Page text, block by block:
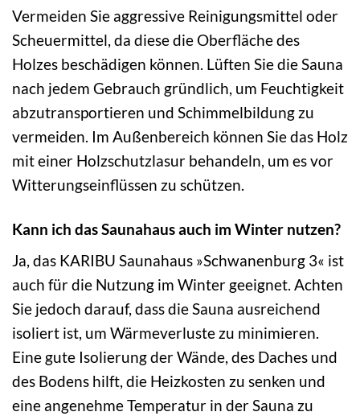
Vermeiden Sie aggressive Reinigungsmittel oder
Scheuermittel, da diese die Oberfläche des
Holzes beschädigen können. Lüften Sie die Sauna
nach jedem Gebrauch gründlich, um Feuchtigkeit
abzutransportieren und Schimmelbildung zu
vermeiden. Im Außenbereich können Sie das Holz
mit einer Holzschutzlasur behandeln, um es vor
Witterungseinflüssen zu schützen.
Kann ich das Saunahaus auch im Winter nutzen?
Ja, das KARIBU Saunahaus »Schwanenburg 3« ist
auch für die Nutzung im Winter geeignet. Achten
Sie jedoch darauf, dass die Sauna ausreichend
isoliert ist, um Wärmeverluste zu minimieren.
Eine gute Isolierung der Wände, des Daches und
des Bodens hilft, die Heizkosten zu senken und
eine angenehme Temperatur in der Sauna zu